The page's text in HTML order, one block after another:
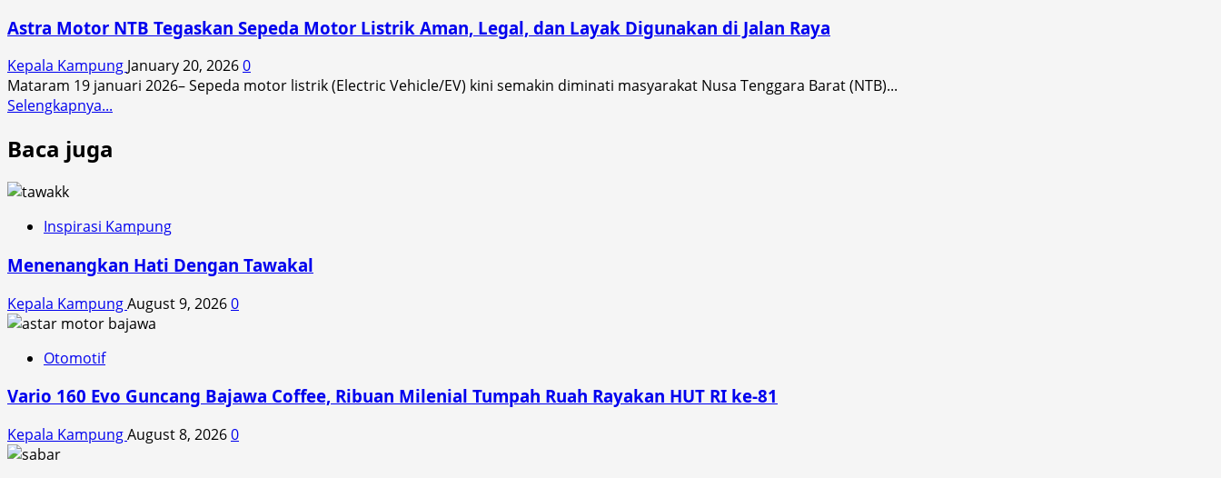
Astra Motor NTB Tegaskan Sepeda Motor Listrik Aman, Legal, dan Layak Digunakan di Jalan Raya
Kepala Kampung January 20, 20260
Mataram 19 januari 2026– Sepeda motor listrik (Electric Vehicle/EV) kini semakin diminati masyarakat Nusa Tenggara Barat (NTB)...
Selengkapnya...
Tegaskan
Motor
Aman,
Legal,
di
Jalan
Raya
Baca juga
Inspirasi Kampung
Menenangkan Hati Dengan Tawakal
Kepala KampungAugust 9, 20260
Otomotif
Vario 160 Evo Guncang Bajawa Coffee, Ribuan Milenial Tumpah Ruah Rayakan HUT RI ke-81
Kepala KampungAugust 8, 20260